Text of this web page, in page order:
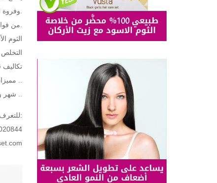
الثوم
تكاليف
للتعرف على التفاصيل التامة ومعرفة الأسعار والعروض يرجى التواصل وزيارة الموقع الرئيسي: